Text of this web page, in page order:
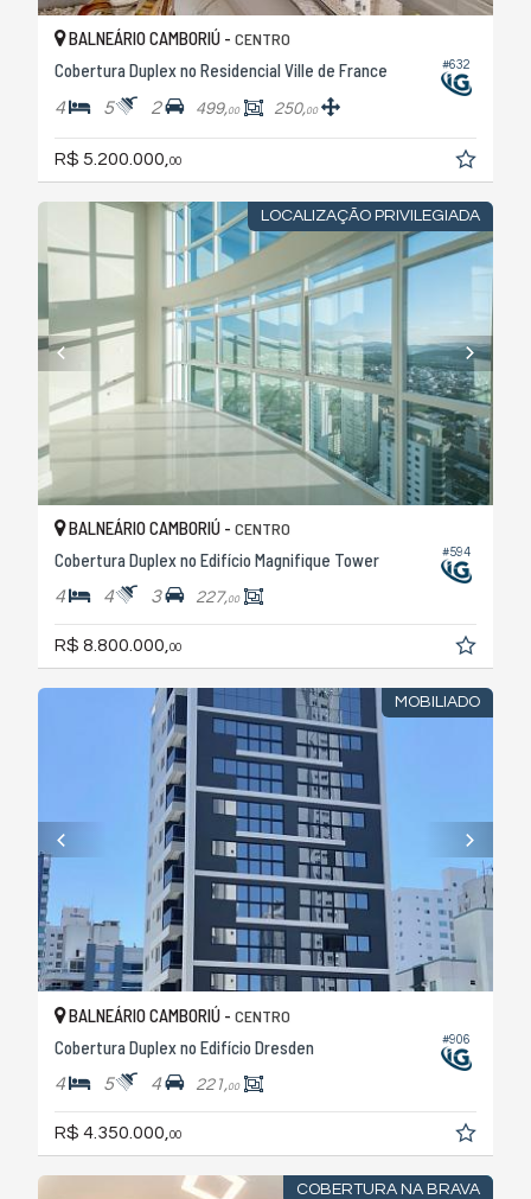
#632
BALNEÁRIO CAMBORIÚ - CENTRO
Cobertura Duplex no Residencial Ville de France
4 5 2 499,00 250,00
R$ 5.200.000, 00
LOCALIZAÇÃO PRIVILEGIADA
#594
BALNEÁRIO CAMBORIÚ - CENTRO
Cobertura Duplex no Edifício Magnifique Tower
4 4 3 227,00
R$ 8.800.000, 00
MOBILIADO
#906
BALNEÁRIO CAMBORIÚ - CENTRO
Cobertura Duplex no Edifício Dresden
4 5 4 221,00
R$ 4.350.000, 00
COBERTURA NA BRAVA